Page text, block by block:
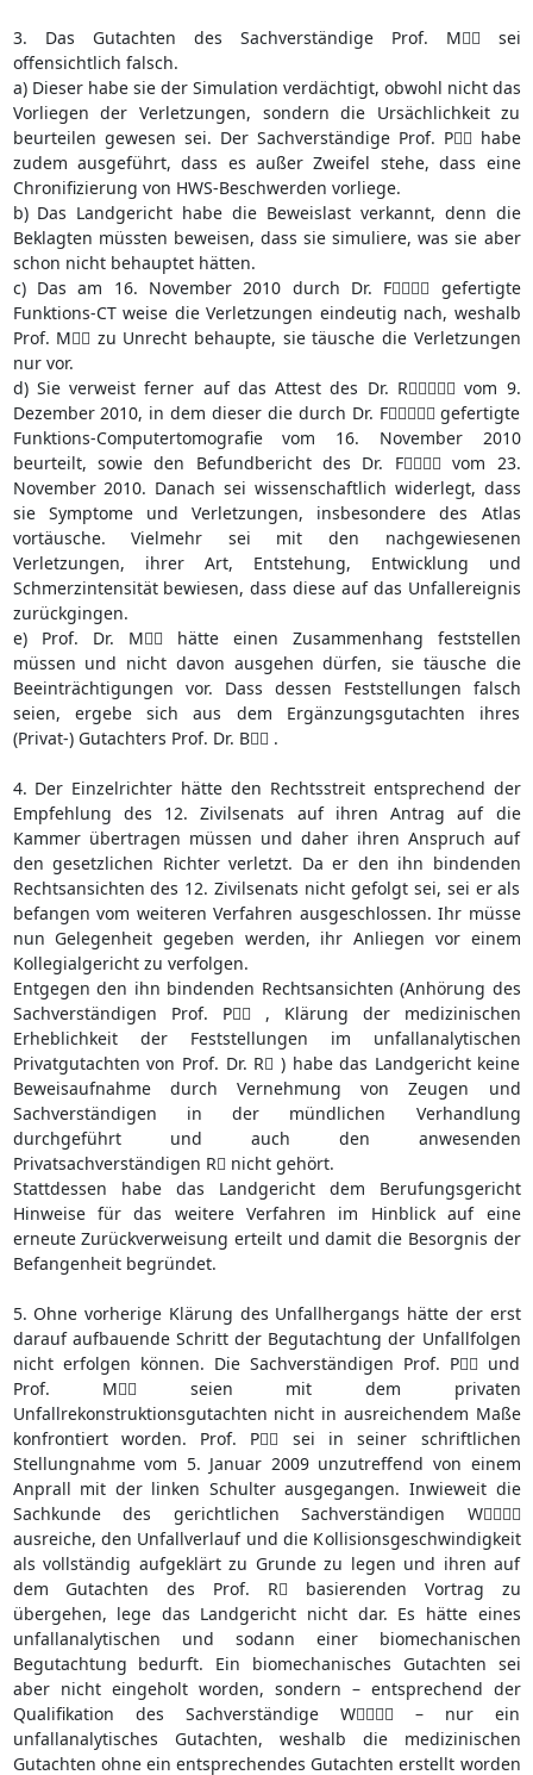
3. Das Gutachten des Sachverständige Prof. M sei
offensichtlich falsch.
a) Dieser habe sie der Simulation verdächtigt, obwohl nicht das
Vorliegen der Verletzungen, sondern die Ursächlichkeit zu
beurteilen gewesen sei. Der Sachverständige Prof. P habe
zudem ausgeführt, dass es außer Zweifel stehe, dass eine
Chronifizierung von HWS-Beschwerden vorliege.
b) Das Landgericht habe die Beweislast verkannt, denn die
Beklagten müssten beweisen, dass sie simuliere, was sie aber
schon nicht behauptet hätten.
c) Das am 16. November 2010 durch Dr. F gefertigte
Funktions-CT weise die Verletzungen eindeutig nach, weshalb
Prof. M zu Unrecht behaupte, sie täusche die Verletzungen
nur vor.
d) Sie verweist ferner auf das Attest des Dr. R vom 9.
Dezember 2010, in dem dieser die durch Dr. F gefertigte
Funktions-Computertomografie vom 16. November 2010
beurteilt, sowie den Befundbericht des Dr. F vom 23.
November 2010. Danach sei wissenschaftlich widerlegt, dass
sie Symptome und Verletzungen, insbesondere des Atlas
vortäusche. Vielmehr sei mit den nachgewiesenen
Verletzungen, ihrer Art, Entstehung, Entwicklung und
Schmerzintensität bewiesen, dass diese auf das Unfallereignis
zurückgingen.
e) Prof. Dr. M hätte einen Zusammenhang feststellen
müssen und nicht davon ausgehen dürfen, sie täusche die
Beeinträchtigungen vor. Dass dessen Feststellungen falsch
seien, ergebe sich aus dem Ergänzungsgutachten ihres
(Privat-) Gutachters Prof. Dr. B .
4. Der Einzelrichter hätte den Rechtsstreit entsprechend der
Empfehlung des 12. Zivilsenats auf ihren Antrag auf die
Kammer übertragen müssen und daher ihren Anspruch auf
den gesetzlichen Richter verletzt. Da er den ihn bindenden
Rechtsansichten des 12. Zivilsenats nicht gefolgt sei, sei er als
befangen vom weiteren Verfahren ausgeschlossen. Ihr müsse
nun Gelegenheit gegeben werden, ihr Anliegen vor einem
Kollegialgericht zu verfolgen.
Entgegen den ihn bindenden Rechtsansichten (Anhörung des
Sachverständigen Prof. P , Klärung der medizinischen
Erheblichkeit der Feststellungen im unfallanalytischen
Privatgutachten von Prof. Dr. R ) habe das Landgericht keine
Beweisaufnahme durch Vernehmung von Zeugen und
Sachverständigen in der mündlichen Verhandlung
durchgeführt und auch den anwesenden
Privatsachverständigen R nicht gehört.
Stattdessen habe das Landgericht dem Berufungsgericht
Hinweise für das weitere Verfahren im Hinblick auf eine
erneute Zurückverweisung erteilt und damit die Besorgnis der
Befangenheit begründet.
5. Ohne vorherige Klärung des Unfallhergangs hätte der erst
darauf aufbauende Schritt der Begutachtung der Unfallfolgen
nicht erfolgen können. Die Sachverständigen Prof. P und
Prof. M seien mit dem privaten
Unfallrekonstruktionsgutachten nicht in ausreichendem Maße
konfrontiert worden. Prof. P sei in seiner schriftlichen
Stellungnahme vom 5. Januar 2009 unzutreffend von einem
Anprall mit der linken Schulter ausgegangen. Inwieweit die
Sachkunde des gerichtlichen Sachverständigen W
ausreiche, den Unfallverlauf und die Kollisionsgeschwindigkeit
als vollständig aufgeklärt zu Grunde zu legen und ihren auf
dem Gutachten des Prof. R basierenden Vortrag zu
übergehen, lege das Landgericht nicht dar. Es hätte eines
unfallanalytischen und sodann einer biomechanischen
Begutachtung bedurft. Ein biomechanisches Gutachten sei
aber nicht eingeholt worden, sondern – entsprechend der
Qualifikation des Sachverständige W – nur ein
unfallanalytisches Gutachten, weshalb die medizinischen
Gutachten ohne ein entsprechendes Gutachten erstellt worden